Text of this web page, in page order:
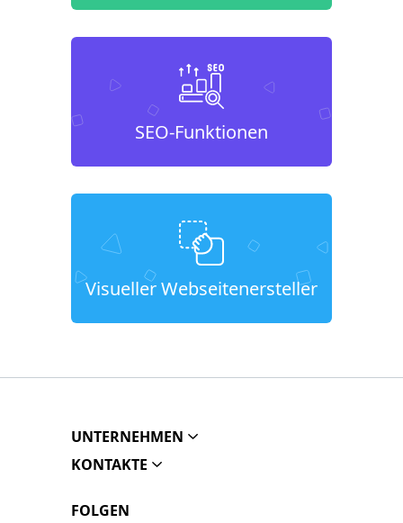
SEO-Funktionen
Visueller Webseitenersteller
UNTERNEHMEN
KONTAKTE
FOLGEN